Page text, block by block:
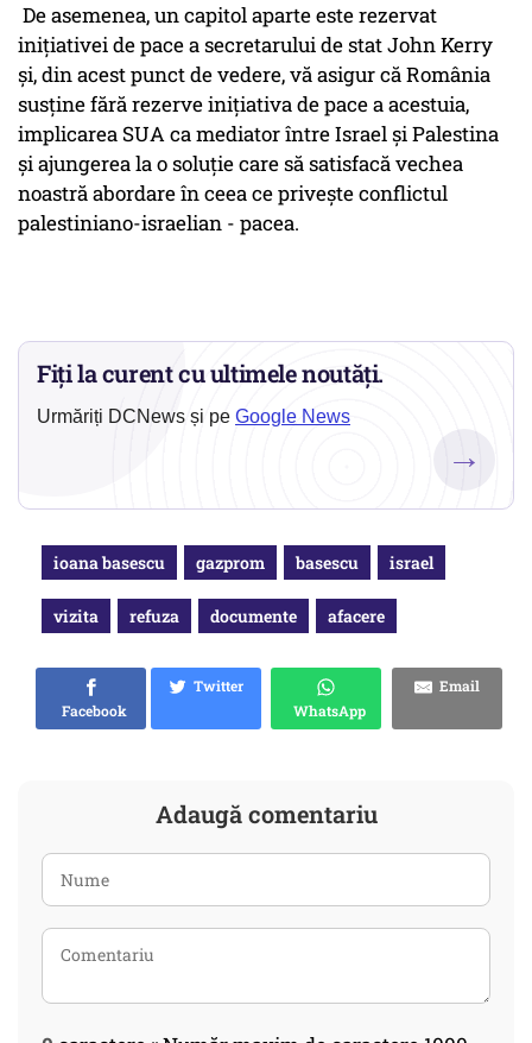
De asemenea, un capitol aparte este rezervat
iniţiativei de pace a secretarului de stat John Kerry
şi, din acest punct de vedere, vă asigur că România
susţine fără rezerve iniţiativa de pace a acestuia,
implicarea SUA ca mediator între Israel şi Palestina
şi ajungerea la o soluţie care să satisfacă vechea
noastră abordare în ceea ce priveşte conflictul
palestiniano-israelian - pacea.
Fiți la curent cu ultimele noutăți.
Urmăriți DCNews și pe Google News
→
ioana basescu gazprom basescu israel
vizita refuza documente afacere
Facebook
Twitter
WhatsApp
Email
Adaugă comentariu